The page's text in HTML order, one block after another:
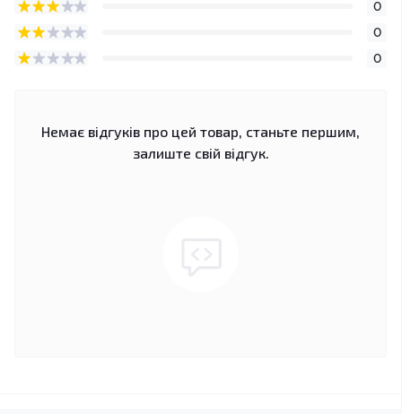
0
0
0
Немає відгуків про цей товар, станьте першим,
залиште свій відгук.